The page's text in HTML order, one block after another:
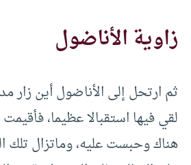
زاوية الأناضول
ثم ارتحل إلى الأناضول أين زار
لقي فيها استقبالا عظيما،
هناك وحبست عليه، وماتزال تلك